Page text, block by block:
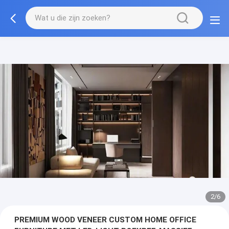
3/6
PREMIUM WOOD VENEER CUSTOM HOME OFFICE